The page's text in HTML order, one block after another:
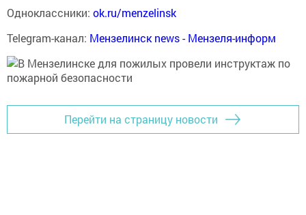
Одноклассники: ok.ru/menzelinsk
Telegram-канал: Мензелинск news - Мензеля-информ
Перейти на страницу новости